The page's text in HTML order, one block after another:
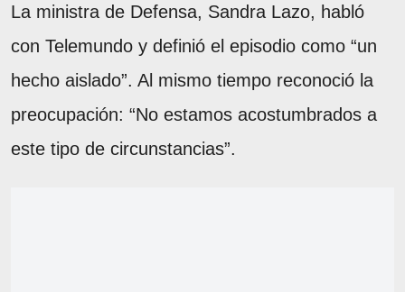
La ministra de Defensa, Sandra Lazo, habló
con Telemundo y definió el episodio como “un
hecho aislado”. Al mismo tiempo reconoció la
preocupación: “No estamos acostumbrados a
este tipo de circunstancias”.